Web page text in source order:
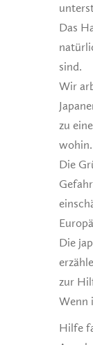
Das
sind.
Wir
zu
wohin.
Die
Die
zur
Wenn
Hilfe